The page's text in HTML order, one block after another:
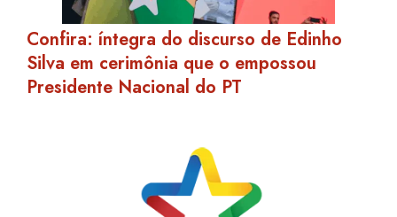
Confira: íntegra do discurso de Edinho
Silva em cerimônia que o empossou
Presidente Nacional do PT